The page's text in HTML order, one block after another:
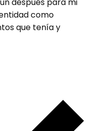
como
que tenía y